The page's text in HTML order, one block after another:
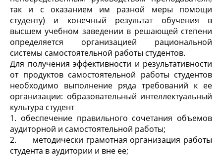
так и с оказанием им разной меры помощи
студенту) и конечный результат обучения в
высшем учебном заведении в решающей степени
определяется организацией рациональной
системы самостоятельной работы студентов.
Для получения эффективности и результативности
от продуктов самостоятельной работы студентов
необходимо выполнение ряда требований к ее
организации: образовательный интеллектуальный
культура студент
1. обеспечение правильного сочетания объемов
аудиторной и самостоятельной работы;
2. методически грамотная организация работы
студента в аудитории и вне ее;